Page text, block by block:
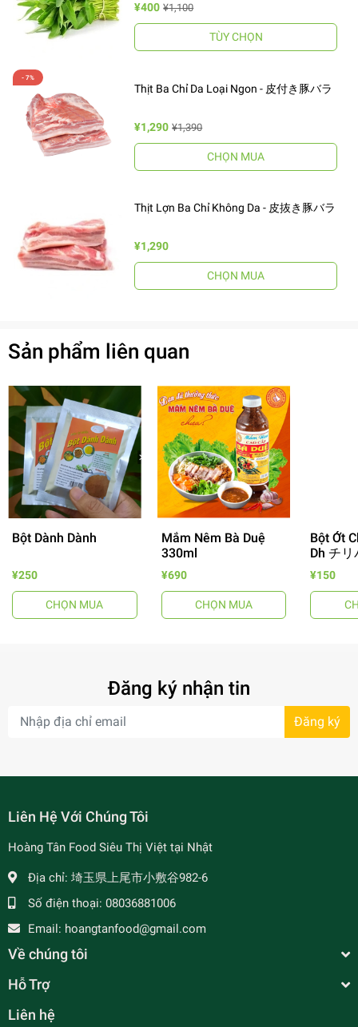
- 64%
¥400 ¥1,100
TÙY CHỌN
Thịt Ba Chỉ Da Loại Ngon - 皮付き豚バラ
¥1,290 ¥1,390
CHỌN MUA
Thịt Lợn Ba Chỉ Không Da - 皮抜き豚バラ
¥1,290
CHỌN MUA
Sản phẩm liên quan
Bột Dành Dành
¥250
CHỌN MUA
Mắm Nêm Bà Duệ
330ml
¥690
CHỌN MUA
Bột Ớt
Dh チ
¥150
Đăng ký nhận tin
Đăng ký
Liên Hệ Với Chúng Tôi
Hoàng Tân Food Siêu Thị Việt tại Nhật
Địa chỉ: 埼玉県上尾市小敷谷982-6
Số điện thoại: 08036881006
Email: hoangtanfood@gmail.com
Về chúng tôi
Hỗ Trợ
Liên hệ